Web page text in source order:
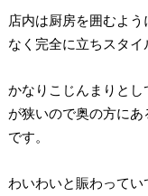
店内は厨房を囲むよ
なく完全に立ちスタイ
かなりこじんまりと
が狭いので奥の方に
です。
わいわいと賑わって